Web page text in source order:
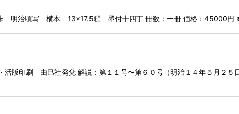
末 明治頃写 横本 13×17.5糎 墨付十四丁 冊数：一冊 価格：45000円
活版印刷 由巳社発兌 解説：第１１号〜第６０号（明治１４年５月